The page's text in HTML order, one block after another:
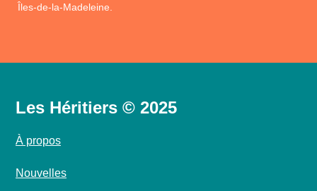
Îles-de-la-Madeleine.
Les Héritiers © 2025
À propos
Nouvelles